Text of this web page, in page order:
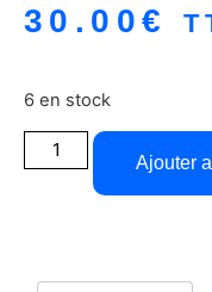
30.00€
6 en stock
Ajouter